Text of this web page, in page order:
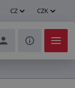
CZ CZK